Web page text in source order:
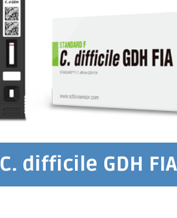
C. difficile GDH FIA